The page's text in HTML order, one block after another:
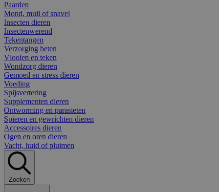
Paarden
Mond, muil of snavel
Insecten dieren
Insectenwerend
Tekentangen
Verzorging beten
Vlooien en teken
Wondzorg dieren
Gemoed en stress dieren
Voeding
Spijsvertering
Supplementen dieren
Ontworming en parasieten
Spieren en gewrichten dieren
Accessoires dieren
Ogen en oren dieren
Vacht, huid of pluimen
Zoeken